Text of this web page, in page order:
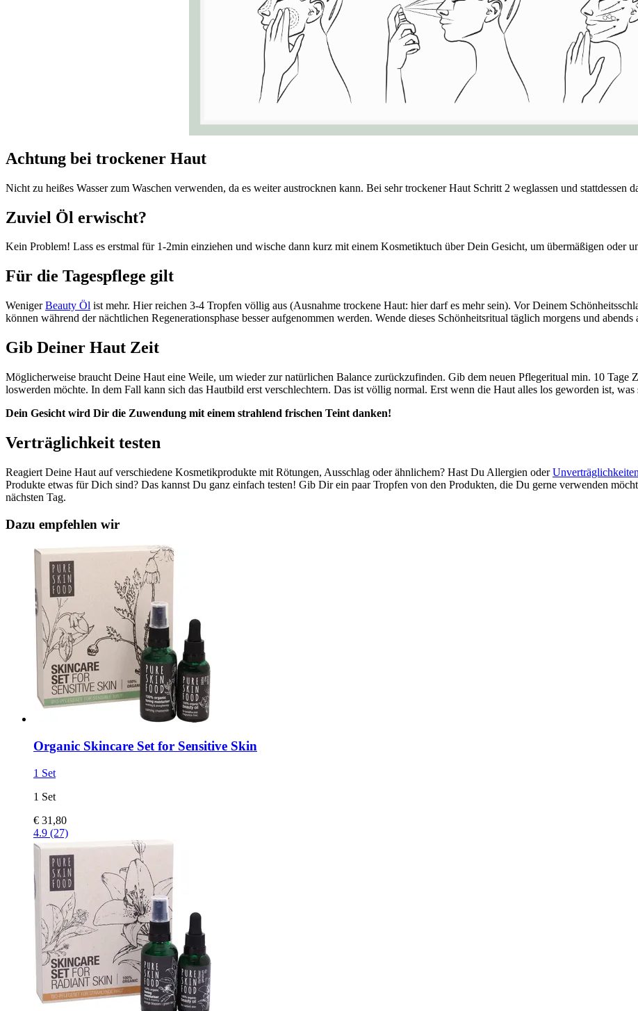
Achtung bei trockener Haut
Nicht zu heißes Wasser zum Waschen verwenden, da es weiter austrocknen kann. Bei sehr trockener Haut Schritt 2 weglassen und stattdessen
Zuviel Öl erwischt?
Kein Problem! Lass es erstmal für 1-2min einziehen und wische dann kurz mit einem Kosmetiktuch über Dein Gesicht, um übermäßigen oder
Für die Tagespflege gilt
WenigerBeauty Öl ist mehr. Hier reichen 3-4 Tropfen völlig aus (Ausnahme trockene Haut: hier darf es mehr sein). Vor Deinem
können während der nächtlichen Regenerationsphase besser aufgenommen werden. Wende dieses Schönheitsritual täglich morgens und
Gib Deiner Haut Zeit
Möglicherweise braucht Deine Haut eine Weile, um wieder zur natürlichen Balance zurückzufinden. Gib dem neuen Pflegeritual min. 10 Tage
loswerden möchte. In dem Fall kann sich das Hautbild erst verschlechtern. Das ist völlig normal. Erst wenn die Haut alles los geworden ist,
Dein Gesicht wird Dir die Zuwendung mit einem strahlend frischen Teint danken!
Verträglichkeit testen
Reagiert Deine Haut auf verschiedene Kosmetikprodukte mit Rötungen, Ausschlag oder ähnlichem? Hast Du Allergien oderUnverträglichkeiten
Produkte etwas für Dich sind? Das kannst Du ganz einfach testen! Gib Dir ein paar Tropfen von den Produkten, die Du gerne verwenden
nächsten Tag.
Dazu empfehlen wir
Organic Skincare Set for Sensitive Skin
1 Set
1 Set
€ 31,80
4.9 (27)